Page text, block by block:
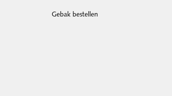
Gebak bestellen